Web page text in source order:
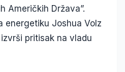
Američkih Država”.
energetiku Joshua Volz
pritisak na vladu